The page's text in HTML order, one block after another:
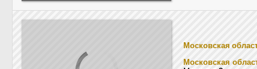
Московская
Московская